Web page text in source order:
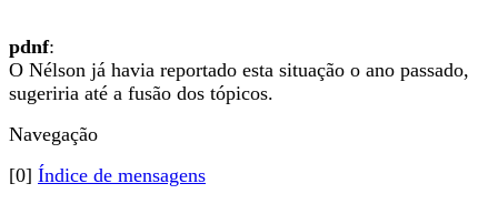
pdnf:
O Nélson já havia reportado esta situação o ano passado,
sugeriria até a fusão dos tópicos.
Navegação
[0] Índice de mensagens